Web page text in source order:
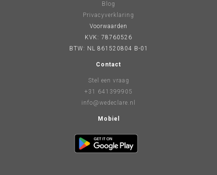
Blog
Privacyverklaring
Voorwaarden
KVK: 78760526
BTW: NL 861520804 B-01
Contact
Stel een vraag
+31 641399905
info@wedeclare.nl
Mobiel